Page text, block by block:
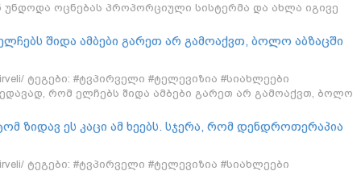
უნდოდა ოცნებას პროპორციული სისტერმა და ახლა იგივე
შიდა ამბები გარეთ არ გამოაქვთ, ბოლო აბზაცში
რა არის 8 მარტის შეთანხმება - დავით
ტეგები: #ტვპირველი #ტელევიზია #სიახლეები
რომ ელჩებს შიდა ამბები გარეთ არ გამოაქვთ, ბოლო
ზიდავ ეს კაცი ამ ხეებს. სჯერა, რომ დენდროთერაპია
და ეხუტება ამ ხეებს - ნიკა მელია
ტეგები: #ტვპირველი #ტელევიზია #სიახლეები